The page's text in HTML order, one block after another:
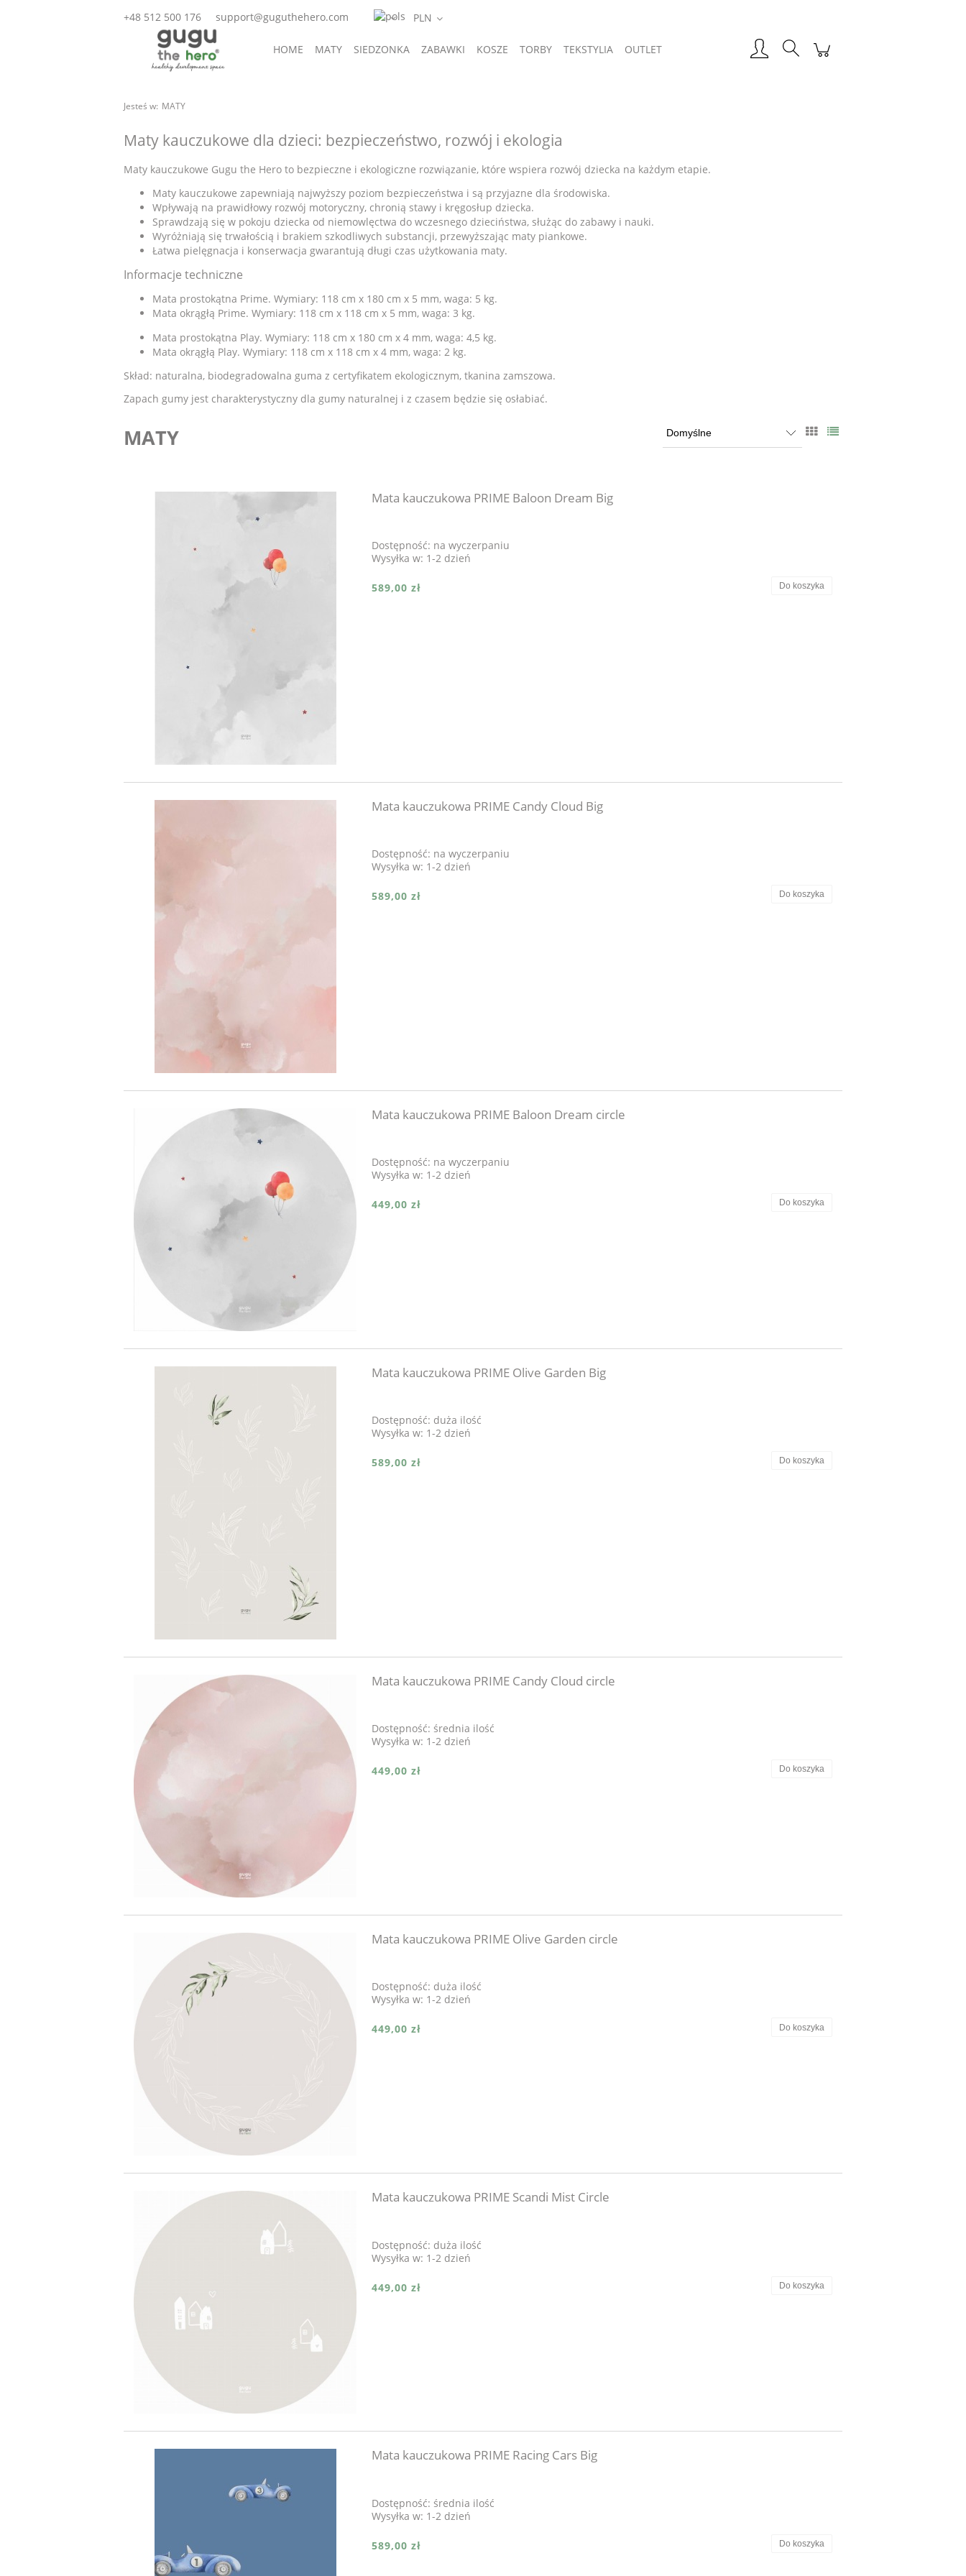
+48 512 500 176 support@guguthehero.com
HOME MATY SIEDZONKA ZABAWKI KOSZE TORBY TEKSTYLIA OUTLET
Jesteś w: MATY
Maty kauczukowe dla dzieci: bezpieczeństwo, rozwój i ekologia
Maty kauczukowe Gugu the Hero to bezpieczne i ekologiczne rozwiązanie, które wspiera rozwój dziecka na każdym etapie.
Maty kauczukowe zapewniają najwyższy poziom bezpieczeństwa i są przyjazne dla środowiska.
Wpływają na prawidłowy rozwój motoryczny, chronią stawy i kręgosłup dziecka.
Sprawdzają się w pokoju dziecka od niemowlęctwa do wczesnego dzieciństwa, służąc do zabawy i nauki.
Wyróżniają się trwałością i brakiem szkodliwych substancji, przewyższając maty piankowe.
Łatwa pielęgnacja i konserwacja gwarantują długi czas użytkowania maty.
Informacje techniczne
Mata prostokątna Prime. Wymiary: 118 cm x 180 cm x 5 mm, waga: 5 kg.
Mata okrągłą Prime. Wymiary: 118 cm x 118 cm x 5 mm, waga: 3 kg.
Mata prostokątna Play. Wymiary: 118 cm x 180 cm x 4 mm, waga: 4,5 kg.
Mata okrągłą Play. Wymiary: 118 cm x 118 cm x 4 mm, waga: 2 kg.
Skład: naturalna, biodegradowalna guma z certyfikatem ekologicznym, tkanina zamszowa.
Zapach gumy jest charakterystyczny dla gumy naturalnej i z czasem będzie się osłabiać.
MATY
Mata kauczukowa PRIME Baloon Dream Big
Dostępność: na wyczerpaniu
Wysyłka w: 1-2 dzień
589,00 zł Do koszyka
Mata kauczukowa PRIME Candy Cloud Big
Dostępność: na wyczerpaniu
Wysyłka w: 1-2 dzień
589,00 zł Do koszyka
Mata kauczukowa PRIME Baloon Dream circle
Dostępność: na wyczerpaniu
Wysyłka w: 1-2 dzień
449,00 zł Do koszyka
Mata kauczukowa PRIME Olive Garden Big
Dostępność: duża ilość
Wysyłka w: 1-2 dzień
589,00 zł Do koszyka
Mata kauczukowa PRIME Candy Cloud circle
Dostępność: średnia ilość
Wysyłka w: 1-2 dzień
449,00 zł Do koszyka
Mata kauczukowa PRIME Olive Garden circle
Dostępność: duża ilość
Wysyłka w: 1-2 dzień
449,00 zł Do koszyka
Mata kauczukowa PRIME Scandi Mist Circle
Dostępność: duża ilość
Wysyłka w: 1-2 dzień
449,00 zł Do koszyka
Mata kauczukowa PRIME Racing Cars Big
Dostępność: średnia ilość
Wysyłka w: 1-2 dzień
589,00 zł Do koszyka